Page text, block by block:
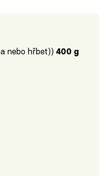
nebo hřbet)) 400 g